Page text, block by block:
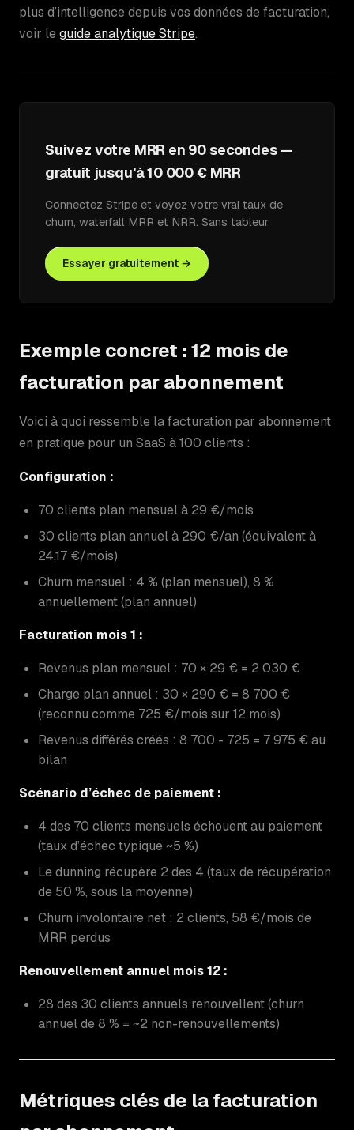
plus d’intelligence depuis vos données de facturation,
voir le guide analytique Stripe.
Suivez votre MRR en 90 secondes —
gratuit jusqu'à 10 000 € MRR
Connectez Stripe et voyez votre vrai taux de
churn, waterfall MRR et NRR. Sans tableur.
Essayer gratuitement →
Exemple concret : 12 mois de
facturation par abonnement
Voici à quoi ressemble la facturation par abonnement
en pratique pour un SaaS à 100 clients :
Configuration :
70 clients plan mensuel à 29 €/mois
30 clients plan annuel à 290 €/an (équivalent à
24,17 €/mois)
Churn mensuel : 4 % (plan mensuel), 8 %
annuellement (plan annuel)
Facturation mois 1 :
Revenus plan mensuel : 70 × 29 € = 2 030 €
Charge plan annuel : 30 × 290 € = 8 700 €
(reconnu comme 725 €/mois sur 12 mois)
Revenus différés créés : 8 700 - 725 = 7 975 € au
bilan
Scénario d’échec de paiement :
4 des 70 clients mensuels échouent au paiement
(taux d’échec typique ~5 %)
Le dunning récupère 2 des 4 (taux de récupération
de 50 %, sous la moyenne)
Churn involontaire net : 2 clients, 58 €/mois de
MRR perdus
Renouvellement annuel mois 12 :
28 des 30 clients annuels renouvellent (churn
annuel de 8 % = ~2 non-renouvellements)
Métriques clés de la facturation